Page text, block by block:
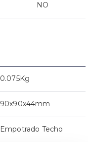
NO
0.075Kg
90x90x44mm
Empotrado Techo